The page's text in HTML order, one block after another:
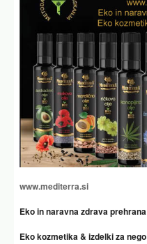
www.mediterra.si
Eko in naravna zdrava prehrana
Eko kozmetika & izdelki za nego